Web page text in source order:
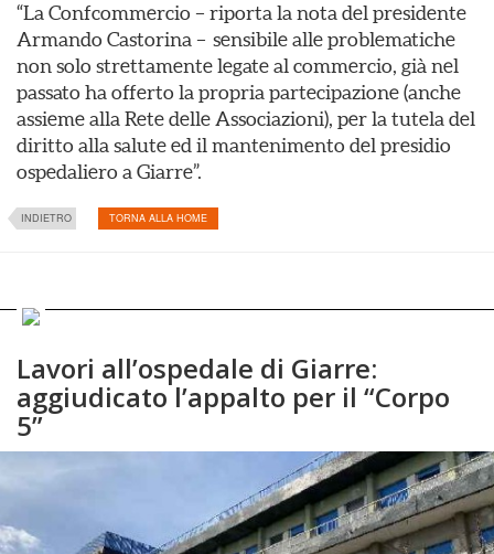
“La Confcommercio – riporta la nota del presidente
Armando Castorina – sensibile alle problematiche
non solo strettamente legate al commercio, già nel
passato ha offerto la propria partecipazione (anche
assieme alla Rete delle Associazioni), per la tutela del
diritto alla salute ed il mantenimento del presidio
ospedaliero a Giarre”.
INDIETRO TORNA ALLA HOME
Lavori all’ospedale di Giarre:
aggiudicato l’appalto per il “Corpo
5”